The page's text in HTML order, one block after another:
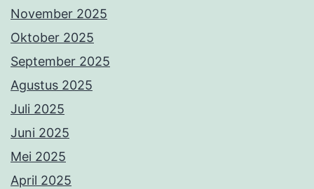
November 2025
Oktober 2025
September 2025
Agustus 2025
Juli 2025
Juni 2025
Mei 2025
April 2025